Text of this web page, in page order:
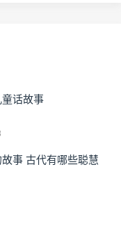
话故事
事 古代有哪些聪慧